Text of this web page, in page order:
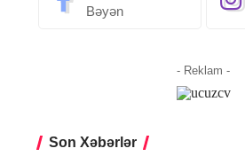
Bəyən
- Reklam -
Son Xəbərlər